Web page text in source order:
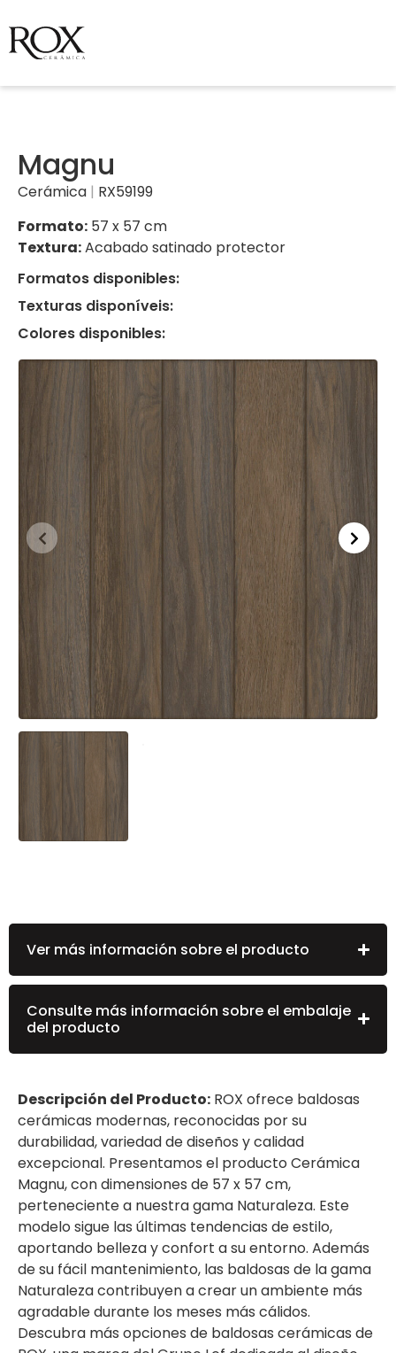
Magnu
Cerámica | RX59199
Formato: 57 x 57 cm
Textura:Acabado satinado protector
Formatos disponibles:
Texturas disponíveis:
Colores disponibles:
Ver más información sobre el producto
Consulte más información sobre el embalaje
del producto
Descripción del Producto: ROX ofrece baldosas
cerámicas modernas, reconocidas por su
durabilidad, variedad de diseños y calidad
excepcional. Presentamos el producto Cerámica
Magnu, con dimensiones de 57 x 57 cm,
perteneciente a nuestra gama Naturaleza. Este
modelo sigue las últimas tendencias de estilo,
aportando belleza y confort a su entorno. Además
de su fácil mantenimiento, las baldosas de la gama
Naturaleza contribuyen a crear un ambiente más
agradable durante los meses más cálidos.
Descubra más opciones de baldosas cerámicas de